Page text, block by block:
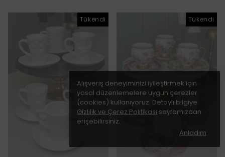
Alışveriş deneyiminizi iyileştirmek için
yasal düzenlemelere uygun çerezler
(cookies) kullanıyoruz. Detaylı bilgiye
Gizlilik ve Çerez Politikası sayfamızdan
erişebilirsiniz.
Anladım
Tükendi Tükendi